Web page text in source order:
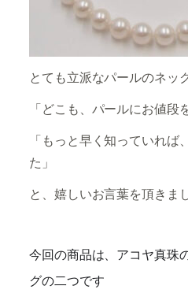
とても立派なパールのネッ
「どこも、パールにお値段
「 もっと早く知っていれば
た 」
と、嬉しいお言葉を頂きま
今回の商品は、アコヤ真珠
グの二つです